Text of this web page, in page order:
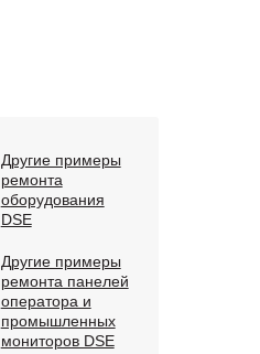
Другие примеры
ремонта
оборудования
DSE
Другие примеры
ремонта панелей
оператора и
промышленных
мониторов DSE